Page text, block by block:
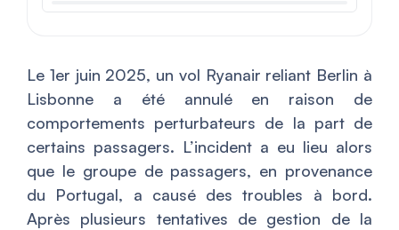
Le 1er juin 2025, un vol Ryanair reliant Berlin à
Lisbonne a été annulé en raison de
comportements perturbateurs de la part de
certains passagers. L’incident a eu lieu alors
que le groupe de passagers, en provenance
du Portugal, a causé des troubles à bord.
Après plusieurs tentatives de gestion de la